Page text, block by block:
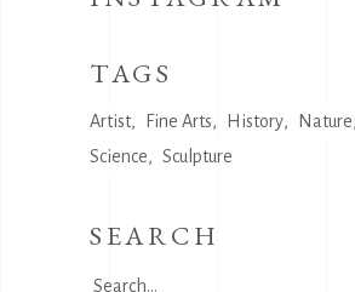
TAGS
Artist Fine Arts History Nature
Science
Sculpture
SEARCH
Search